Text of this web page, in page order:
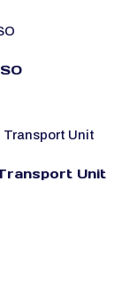
Unit